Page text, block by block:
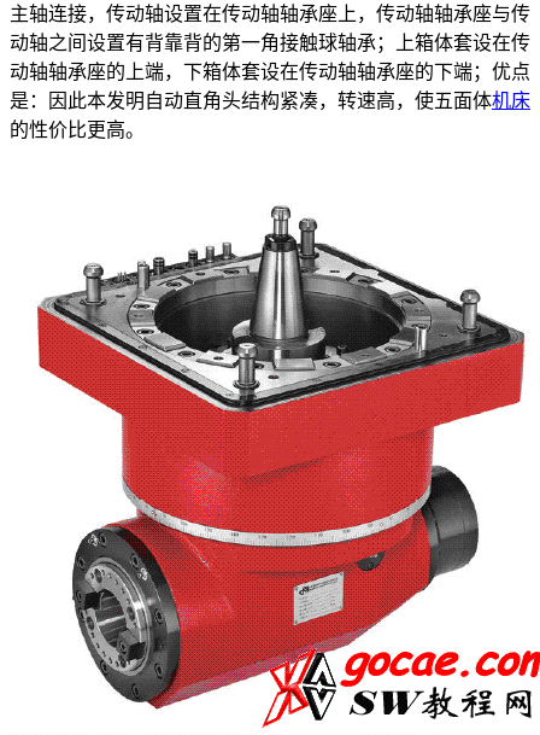
主轴连接，传动轴设置在传动轴轴承座上，传动轴轴承座与传
动轴之间设置有背靠背的第一角接触球轴承；上箱体套设在传
动轴轴承座的上端，下箱体套设在传动轴轴承座的下端；优点
是：因此本发明自动直角头结构紧凑，转速高，使五面体机床
的性价比更高。